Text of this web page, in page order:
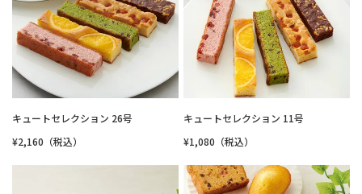
キュートセレクション 26号
¥2,160（税込）
キュートセレクション 11号
¥1,080（税込）